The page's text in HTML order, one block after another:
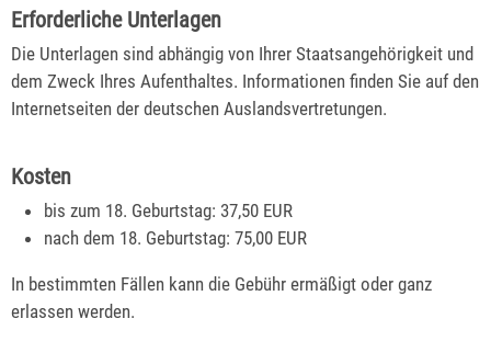
Erforderliche Unterlagen
Die Unterlagen sind abhängig von Ihrer Staatsangehörigkeit und
dem Zweck Ihres Aufenthaltes. Informationen finden Sie auf den
Internetseiten der deutschen Auslandsvertretungen.
Kosten
bis zum 18. Geburtstag: 37,50 EUR
nach dem 18. Geburtstag: 75,00 EUR
In bestimmten Fällen kann die Gebühr ermäßigt oder ganz
erlassen werden.